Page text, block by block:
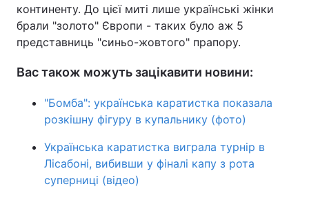
континенту. До цієї миті лише українські жінки
брали "золото" Європи - таких було аж 5
представниць "синьо-жовтого" прапору.
Вас також можуть зацікавити новини:
"Бомба": українська каратистка показала
розкішну фігуру в купальнику (фото)
Українська каратистка виграла турнір в
Лісабоні, вибивши у фіналі капу з рота
суперниці (відео)